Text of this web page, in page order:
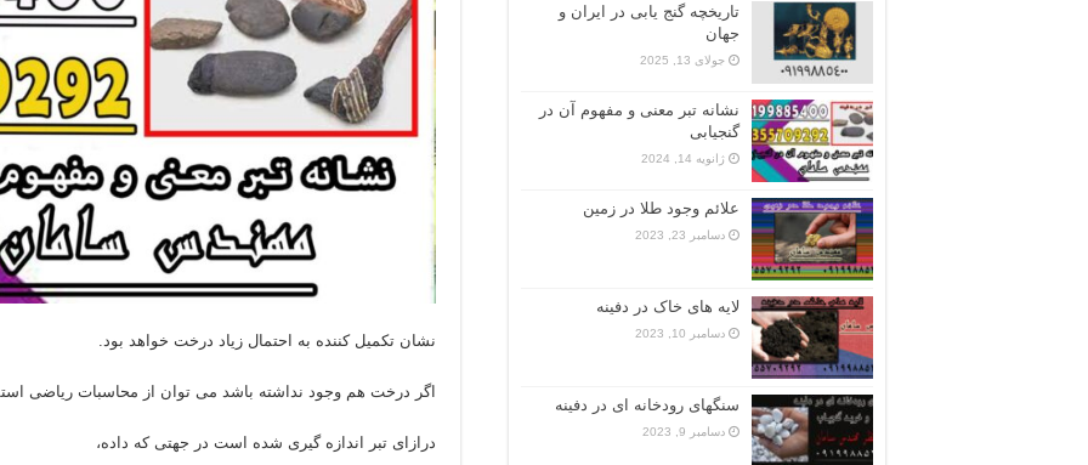
نشان تکمیل کننده به احتمال زیاد درخت خواهد بود.
اگر درخت هم وجود نداشته باشد می توان از محاسبات ریاضی
درازای تبر اندازه گیری شده است در جهتی که داده،
تاریخچه گنج‌ یابی در ایران و
جهان
جولای 13, 2025
نشانه تبر معنی و مفهوم آن در
گنجیابی
ژانویه 14, 2024
علائم وجود طلا در زمین
دسامبر 23, 2023
لایه های خاک در دفینه
دسامبر 10, 2023
سنگهای رودخانه ای در دفینه
دسامبر 9, 2023